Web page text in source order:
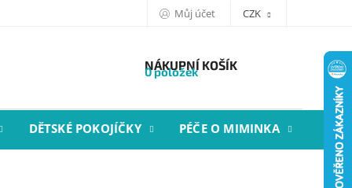
Můj účet CZK
NÁKUPNÍ KOŠÍK
0 položek
DĚTSKÉ POKOJÍČKY PÉČE O MIMINKA